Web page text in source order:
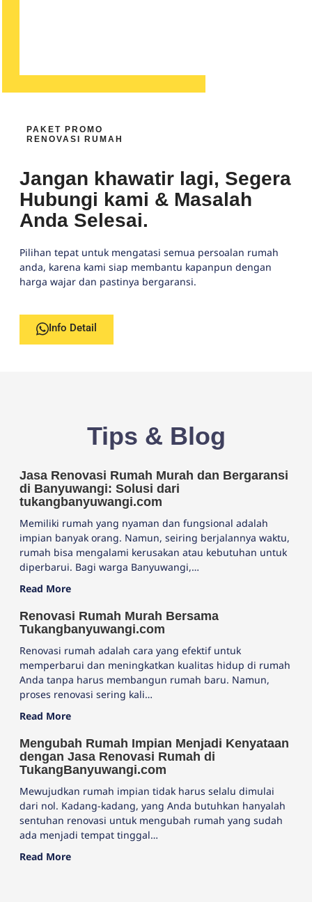
PAKET PROMO
RENOVASI RUMAH
Jangan khawatir lagi, Segera
Hubungi kami & Masalah
Anda Selesai.
Pilihan tepat untuk mengatasi semua persoalan rumah
anda, karena kami siap membantu kapanpun dengan
harga wajar dan pastinya bergaransi.
Info Detail
Tips & Blog
Jasa Renovasi Rumah Murah dan Bergaransi
di Banyuwangi: Solusi dari
tukangbanyuwangi.com
Memiliki rumah yang nyaman dan fungsional adalah
impian banyak orang. Namun, seiring berjalannya waktu,
rumah bisa mengalami kerusakan atau kebutuhan untuk
diperbarui. Bagi warga Banyuwangi,…
Read More
Renovasi Rumah Murah Bersama
Tukangbanyuwangi.com
Renovasi rumah adalah cara yang efektif untuk
memperbarui dan meningkatkan kualitas hidup di rumah
Anda tanpa harus membangun rumah baru. Namun,
proses renovasi sering kali…
Read More
Mengubah Rumah Impian Menjadi Kenyataan
dengan Jasa Renovasi Rumah di
TukangBanyuwangi.com
Mewujudkan rumah impian tidak harus selalu dimulai
dari nol. Kadang-kadang, yang Anda butuhkan hanyalah
sentuhan renovasi untuk mengubah rumah yang sudah
ada menjadi tempat tinggal…
Read More